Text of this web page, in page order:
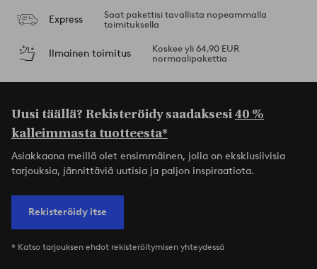
Express
Saat pakettisi tavallista nopeammalla
toimituksella
Ilmainen toimitus
Koskee yli 64,90 EUR
normaalipakettia
Uusi täällä? Rekisteröidy saadaksesi40 %
kalleimmasta tuotteesta*
Asiakkaana meillä olet ensimmäinen, jolla on eksklusiivisia
tarjouksia, jännittäviä uutisia ja paljon inspiraatiota.
Rekisteröidy itse
* Katso tarjouksen ehdot rekisteröitymisen yhteydessä